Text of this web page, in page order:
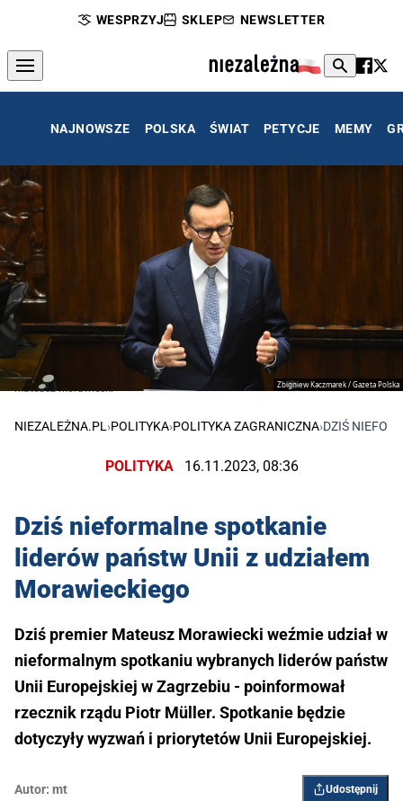
WESPRZYJ SKLEP NEWSLETTER
NAJNOWSZE POLSKA ŚWIAT PETYCJE MEMY
Zbigniew Kaczmarek / Gazeta Polska
Mateusz Morawiecki
NIEZALEŻNA.PL ›POLITYKA›POLITYKA ZAGRANICZNA›DZIŚ
POLITYKA 16.11.2023, 08:36
Dziś nieformalne spotkanie
liderów państw Unii z udziałem
Morawieckiego
Dziś premier Mateusz Morawiecki weźmie udział w
nieformalnym spotkaniu wybranych liderów państw
Unii Europejskiej w Zagrzebiu - poinformował
rzecznik rządu Piotr Müller. Spotkanie będzie
dotyczyły wyzwań i priorytetów Unii Europejskiej.
Autor: mt Udostępnij